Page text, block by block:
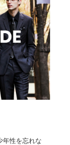
年性を忘れな